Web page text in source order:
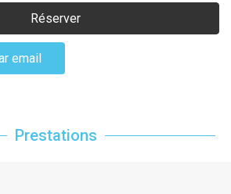
Réserver
email
Prestations